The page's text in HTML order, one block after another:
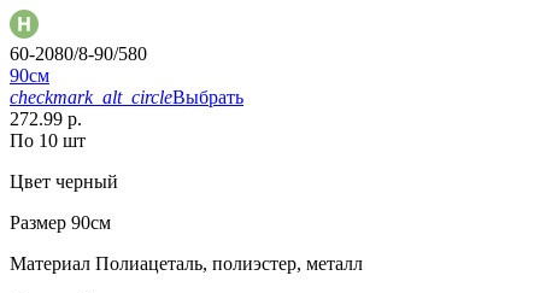
60-2080/8-90/580
90см
checkmark_alt_circleВыбрать
272.99 р.
По 10 шт
Цвет черный
Размер 90см
Материал Полиацеталь, полиэстер, металл